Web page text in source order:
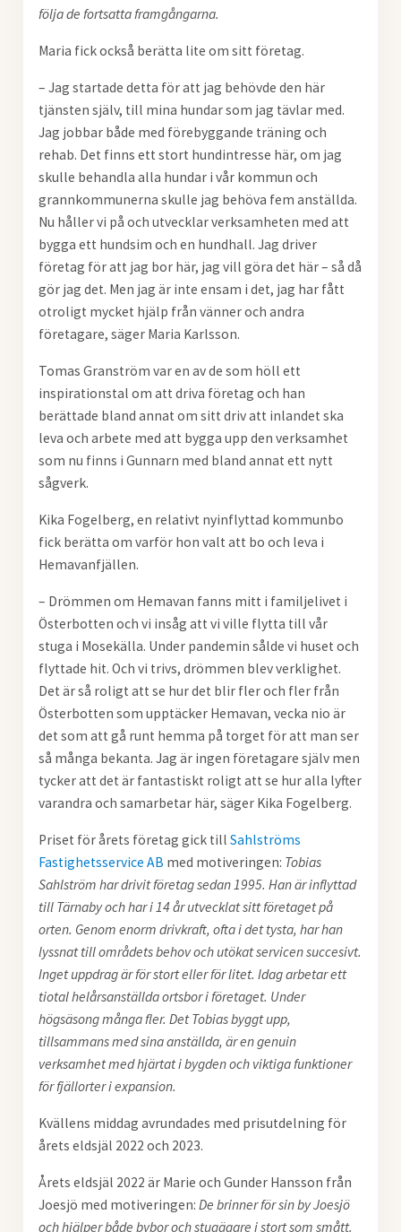
följa de fortsatta framgångarna.
Maria fick också berätta lite om sitt företag.
– Jag startade detta för att jag behövde den här
tjänsten själv, till mina hundar som jag tävlar med.
Jag jobbar både med förebyggande träning och
rehab. Det finns ett stort hundintresse här, om jag
skulle behandla alla hundar i vår kommun och
grannkommunerna skulle jag behöva fem anställda.
Nu håller vi på och utvecklar verksamheten med att
bygga ett hundsim och en hundhall. Jag driver
företag för att jag bor här, jag vill göra det här – så då
gör jag det. Men jag är inte ensam i det, jag har fått
otroligt mycket hjälp från vänner och andra
företagare, säger Maria Karlsson.
Tomas Granström var en av de som höll ett
inspirationstal om att driva företag och han
berättade bland annat om sitt driv att inlandet ska
leva och arbete med att bygga upp den verksamhet
som nu finns i Gunnarn med bland annat ett nytt
sågverk.
Kika Fogelberg, en relativt nyinflyttad kommunbo
fick berätta om varför hon valt att bo och leva i
Hemavanfjällen.
– Drömmen om Hemavan fanns mitt i familjelivet i
Österbotten och vi insåg att vi ville flytta till vår
stuga i Mosekälla. Under pandemin sålde vi huset och
flyttade hit. Och vi trivs, drömmen blev verklighet.
Det är så roligt att se hur det blir fler och fler från
Österbotten som upptäcker Hemavan, vecka nio är
det som att gå runt hemma på torget för att man ser
så många bekanta. Jag är ingen företagare själv men
tycker att det är fantastiskt roligt att se hur alla lyfter
varandra och samarbetar här, säger Kika Fogelberg.
Priset för årets företag gick till Sahlströms
Fastighetsservice AB med motiveringen: Tobias
Sahlström har drivit företag sedan 1995. Han är inflyttad
till Tärnaby och har i 14 år utvecklat sitt företaget på
orten. Genom enorm drivkraft, ofta i det tysta, har han
lyssnat till områdets behov och utökat servicen succesivt.
Inget uppdrag är för stort eller för litet. Idag arbetar ett
tiotal helårsanställda ortsbor i företaget. Under
högsäsong många fler. Det Tobias byggt upp,
tillsammans med sina anställda, är en genuin
verksamhet med hjärtat i bygden och viktiga funktioner
för fjällorter i expansion.
Kvällens middag avrundades med prisutdelning för
årets eldsjäl 2022 och 2023.
Årets eldsjäl 2022 är Marie och Gunder Hansson från
Joesjö med motiveringen: De brinner för sin by Joesjö
och hjälper både bybor och stugägare i stort som smått.